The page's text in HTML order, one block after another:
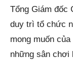
Tổng Giám đốc
duy trì tổ chức
mong muốn
những sân chơi